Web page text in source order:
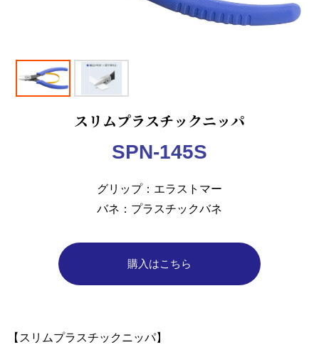
スリムプラスチックニッパ
SPN-145S
グリップ
エラストマー
バネ
プラスチックバネ
購入はこちら
【スリムプラスチックニッパ】